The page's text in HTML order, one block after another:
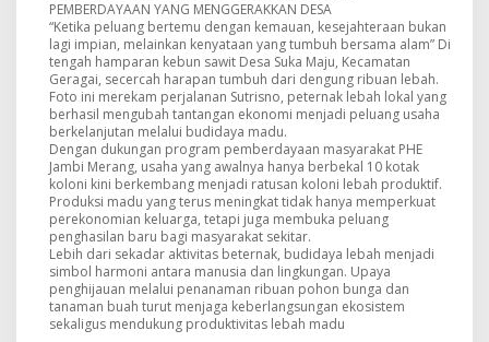
d
H
o
n
e
y
P
H
E
J
a
m
b
M
e
PEMBERDAYAAN YANG MENGGERAKKAN DESA
“Ketika peluang bertemu dengan kemauan, kesejahteraan bukan
lagi impian, melainkan kenyataan yang tumbuh bersama alam” Di
tengah hamparan kebun sawit Desa Suka Maju, Kecamatan
Geragai, secercah harapan tumbuh dari dengung ribuan lebah.
Foto ini merekam perjalanan Sutrisno, peternak lebah lokal yang
berhasil mengubah tantangan ekonomi menjadi peluang usaha
berkelanjutan melalui budidaya madu.
Dengan dukungan program pemberdayaan masyarakat PHE
Jambi Merang, usaha yang awalnya hanya berbekal 10 kotak
koloni kini berkembang menjadi ratusan koloni lebah produktif.
Produksi madu yang terus meningkat tidak hanya memperkuat
perekonomian keluarga, tetapi juga membuka peluang
penghasilan baru bagi masyarakat sekitar.
Lebih dari sekadar aktivitas beternak, budidaya lebah menjadi
simbol harmoni antara manusia dan lingkungan. Upaya
penghijauan melalui penanaman ribuan pohon bunga dan
tanaman buah turut menjaga keberlangsungan ekosistem
sekaligus mendukung produktivitas lebah madu